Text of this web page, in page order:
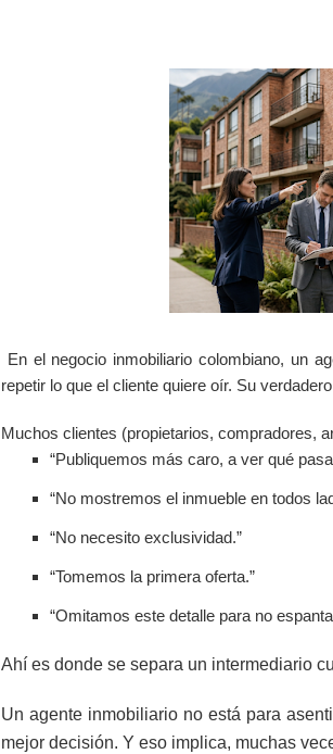
En el negocio inmobiliario colombiano, un
repetir lo que el cliente quiere oír. Su
Muchos clientes (propietarios, compradores,
“Publiquemos más caro, a ver qué
“No mostremos el inmueble en todos
“No necesito exclusividad.”
“Tomemos la primera oferta.”
“Omitamos este detalle para no
Ahí es donde se separa un intermediario
Un agente inmobiliario no está para
mejor decisión. Y eso implica, muchas